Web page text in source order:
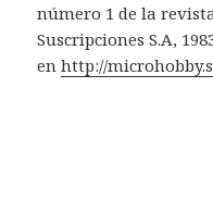
número 1 de la
Suscripciones S.A,
enhttp://